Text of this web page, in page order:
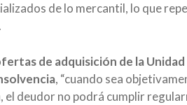
de lo mercantil, lo que
de adquisición de la
, “cuando sea
el deudor no podrá cumplir